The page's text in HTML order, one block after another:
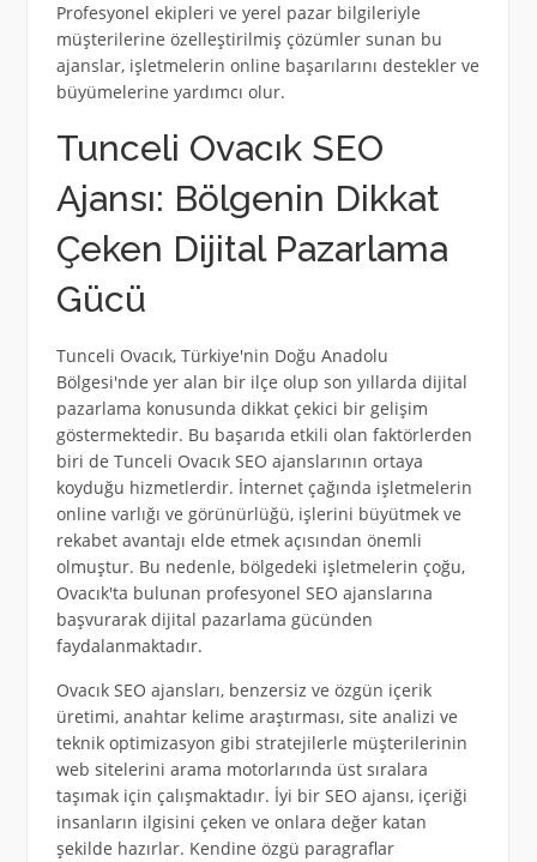
Profesyonel ekipleri ve yerel pazar bilgileriyle
müşterilerine özelleştirilmiş çözümler sunan bu
ajanslar, işletmelerin online başarılarını destekler ve
büyümelerine yardımcı olur.
Tunceli Ovacık SEO
Ajansı: Bölgenin Dikkat
Çeken Dijital Pazarlama
Gücü
Tunceli Ovacık, Türkiye'nin Doğu Anadolu
Bölgesi'nde yer alan bir ilçe olup son yıllarda dijital
pazarlama konusunda dikkat çekici bir gelişim
göstermektedir. Bu başarıda etkili olan faktörlerden
biri de Tunceli Ovacık SEO ajanslarının ortaya
koyduğu hizmetlerdir. İnternet çağında işletmelerin
online varlığı ve görünürlüğü, işlerini büyütmek ve
rekabet avantajı elde etmek açısından önemli
olmuştur. Bu nedenle, bölgedeki işletmelerin çoğu,
Ovacık'ta bulunan profesyonel SEO ajanslarına
başvurarak dijital pazarlama gücünden
faydalanmaktadır.
Ovacık SEO ajansları, benzersiz ve özgün içerik
üretimi, anahtar kelime araştırması, site analizi ve
teknik optimizasyon gibi stratejilerle müşterilerinin
web sitelerini arama motorlarında üst sıralara
taşımak için çalışmaktadır. İyi bir SEO ajansı, içeriği
insanların ilgisini çeken ve onlara değer katan
şekilde hazırlar. Kendine özgü paragraflar